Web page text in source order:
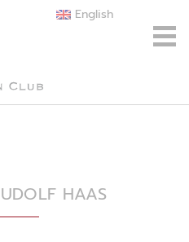
English
HAAS